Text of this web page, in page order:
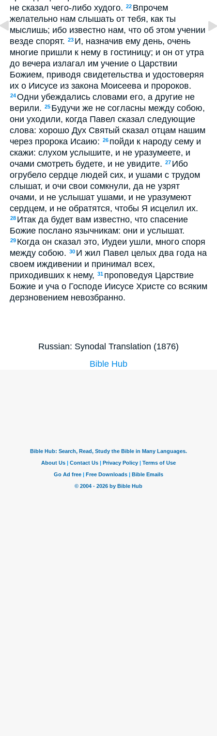
не сказал чего-либо худого. 22 Впрочем
желательно нам слышать от тебя, как ты
мыслишь; ибо известно нам, что об этом учении
везде спорят. 23 И, назначив ему день, очень
многие пришли к нему в гостиницу; и он от утра
до вечера излагал им учение о Царствии
Божием, приводя свидетельства и удостоверяя
их о Иисусе из закона Моисеева и пророков.
24Одни убеждались словами его, а другие не
верили. 25 Будучи же не согласны между собою,
они уходили, когда Павел сказал следующие
слова: хорошо Дух Святый сказал отцам нашим
через пророка Исаию: 26 пойди к народу сему и
скажи: слухом услышите, и не уразумеете, и
очами смотреть будете, и не увидите. 27 Ибо
огрубело сердце людей сих, и ушами с трудом
слышат, и очи свои сомкнули, да не узрят
очами, и не услышат ушами, и не уразумеют
сердцем, и не обратятся, чтобы Я исцелил их.
28 Итак да будет вам известно, что спасение
Божие послано язычникам: они и услышат.
29 Когда он сказал это, Иудеи ушли, много споря
между собою. 30 И жил Павел целых два года на
своем иждивении и принимал всех,
приходивших к нему, 31 проповедуя Царствие
Божие и уча о Господе Иисусе Христе со всяким
дерзновением невозбранно.
Russian: Synodal Translation (1876)
Bible Hub